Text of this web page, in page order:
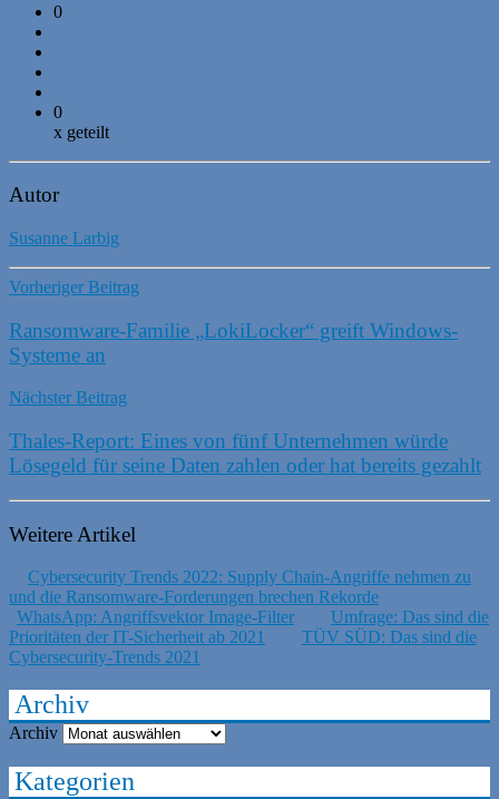
0
0
x geteilt
Autor
Susanne Larbig
Vorheriger Beitrag
Ransomware-Familie „LokiLocker“ greift Windows-
Systeme an
Nächster Beitrag
Thales-Report: Eines von fünf Unternehmen würde
Lösegeld für seine Daten zahlen oder hat bereits gezahlt
Weitere Artikel
Cybersecurity Trends 2022: Supply Chain-Angriffe nehmen zu
und die Ransomware-Forderungen brechen Rekorde
WhatsApp: Angriffsvektor Image-Filter
Umfrage: Das sind die
Prioritäten der IT-Sicherheit ab 2021
TÜV SÜD: Das sind die
Cybersecurity-Trends 2021
Archiv
Archiv
Kategorien